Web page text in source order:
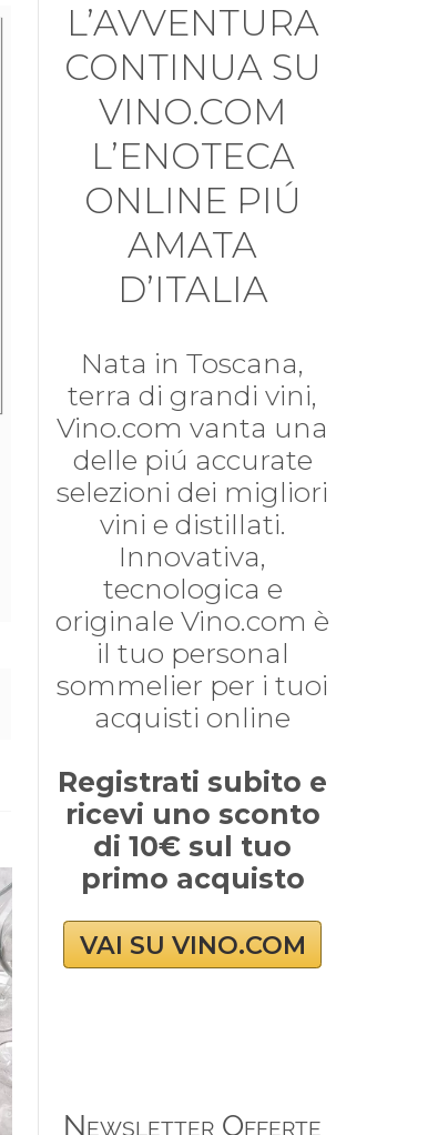
L’AVVENTURA
CONTINUA SU
VINO.COM
L’ENOTECA
ONLINE PIÚ
AMATA
D’ITALIA
Nata in Toscana,
terra di grandi vini,
Vino.com vanta una
delle piú accurate
selezioni dei migliori
vini e distillati.
Innovativa,
tecnologica e
originale Vino.com è
il tuo personal
sommelier per i tuoi
acquisti online
Registrati subito e
ricevi uno sconto
di 10€ sul tuo
primo acquisto
VAI SU VINO.COM
Newsletter Offerte